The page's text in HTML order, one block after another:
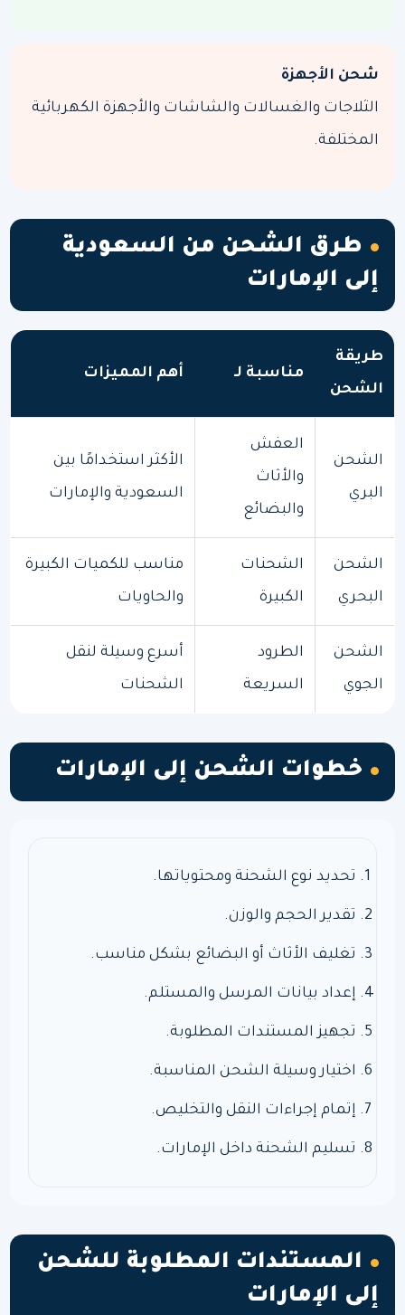
شحن الأجهزة
الثلاجات والغسالات والشاشات والأجهزة الكهربائية
المختلفة.
طرق الشحن من السعودية
إلى الإمارات
طريقة
الشحن
مناسبة لـ أهم المميزات
الشحن
البري
العفش
والأثاث
والبضائع
الأكثر استخدامًا بين
السعودية والإمارات
الشحن
البحري
الشحنات
الكبيرة
مناسب للكميات الكبيرة
والحاويات
الشحن
الجوي
الطرود
السريعة
أسرع وسيلة لنقل
الشحنات
خطوات الشحن إلى الإمارات
تحديد نوع الشحنة ومحتوياتها.
تقدير الحجم والوزن.
تغليف الأثاث أو البضائع بشكل مناسب.
إعداد بيانات المرسل والمستلم.
تجهيز المستندات المطلوبة.
اختيار وسيلة الشحن المناسبة.
إتمام إجراءات النقل والتخليص.
تسليم الشحنة داخل الإمارات.
المستندات المطلوبة للشحن
إلى الإمارات